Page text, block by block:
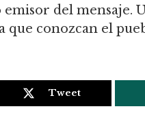
del mensaje.
que conozcan el
Tweet